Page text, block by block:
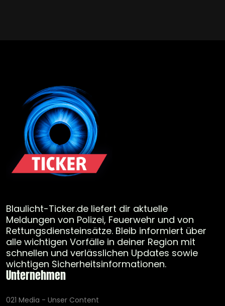
Blaulicht-Ticker.de liefert dir aktuelle
Meldungen von Polizei, Feuerwehr und von
Rettungsdiensteinsätze. Bleib informiert über
alle wichtigen Vorfälle in deiner Region mit
schnellen und verlässlichen Updates sowie
wichtigen Sicherheitsinformationen.
Unternehmen
021 Media - Unser Content